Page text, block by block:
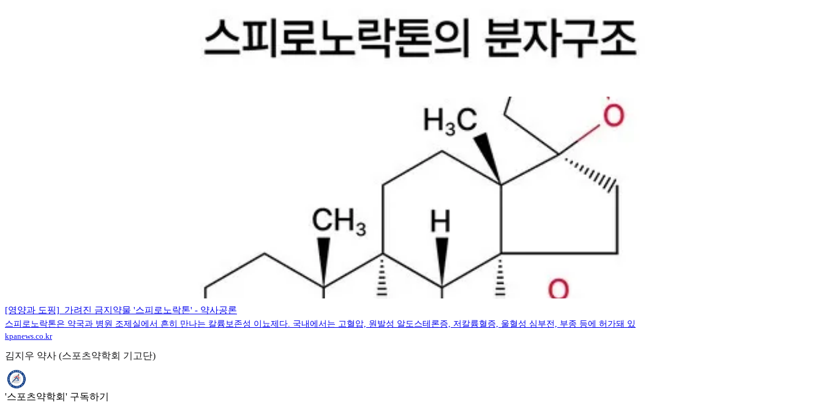
[영양과 도핑] 가려진 금지약물 '스피로노락톤' - 약사공론
스피로노락톤은 약국과 병원 조제실에서 흔히 만나는 칼륨보존성 이뇨제다. 국내에서는 고혈압, 원발성 알도스테론증, 저칼륨혈증, 울혈성 심부전, 부종 등에 허가돼 있
kpanews.co.kr
김지우 약사 (스포츠약학회 기고단)
'스포츠약학회' 구독하기